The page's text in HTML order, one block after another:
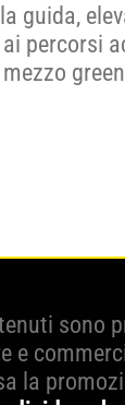
guida,
percorsi
sono
e
la